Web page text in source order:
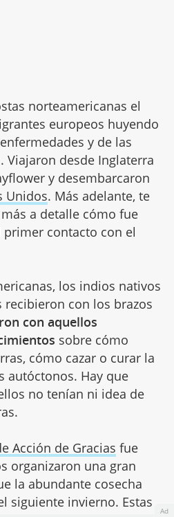
norteamericanas el
europeos huyendo
y de las
Viajaron desde Inglaterra
y desembarcaron
Unidos. Más adelante, te
a detalle cómo fue
primer contacto con el
los indios nativos
recibieron con los brazos
con aquellos
sobre cómo
cómo cazar o curar la
autóctonos. Hay que
no tenían ni idea de
Acción de Gracias fue
organizaron una gran
la abundante cosecha
siguiente invierno. Estas
Ad